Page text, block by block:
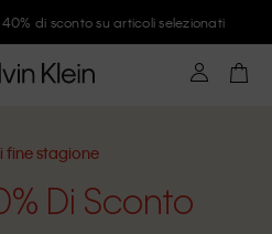
e ottieni il 10% di sconto
fine stagione
Di Sconto